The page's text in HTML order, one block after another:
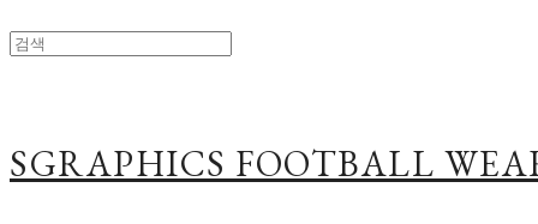
SGRAPHICS FOOTBALL